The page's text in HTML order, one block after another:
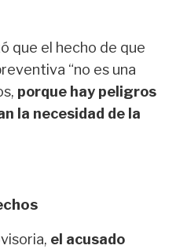
que el hecho de que
“no es una
porque hay peligros
la necesidad de la
el acusado